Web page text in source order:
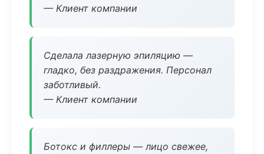
— Клиент компании
Сделала лазерную эпиляцию —
гладко, без раздражения. Персонал
заботливый.
— Клиент компании
Ботокс и филлеры — лицо свежее,